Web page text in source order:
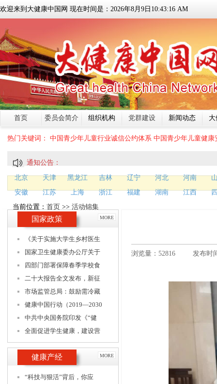
欢迎来到大健康中国网 现在时间是： 2026年8月 9 日 10:43:16 AM
首页 委员会简介 组织机构 党群建设 新闻动态
热门关键词： 中国青少年儿童行业诚信公约体系 中国青少年儿童健康
通知公告：
北京 天津 黑龙江 吉林 辽宁 河北 河南
安徽
江苏 上海 浙江 福建 湖南 江西
当前位置： 首页 >> 活动锦集
浏览量：52816 发布时
国家政策 MORE
《关于实施大学生乡村医生
国家卫生健康委办公厅关于
四部门部署保障春季学校食
二十大报告全文发布，新征
市场监管总局：鼓励需冷藏
健康中国行动（2019—2030
中共中央国务院印发《“健
全面促进学生健康，建设营
健康产经 MORE
“科技与狠活”背后，你应